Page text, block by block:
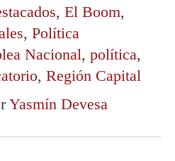
, El Boom,
, Política
Nacional, política,
, Región Capital
Yasmín Devesa